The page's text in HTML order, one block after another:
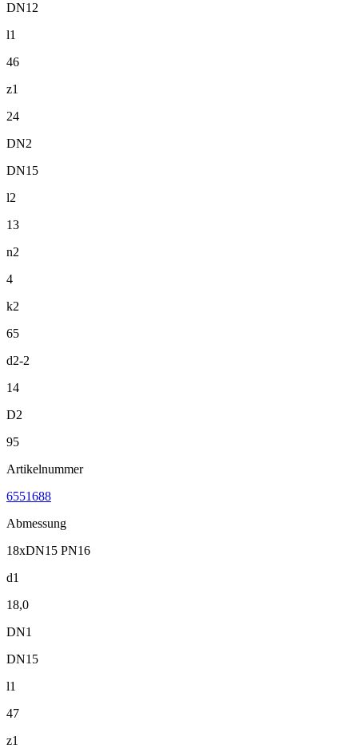
DN12
l1
46
z1
24
DN2
DN15
l2
13
n2
4
k2
65
d2-2
14
D2
95
Artikelnummer
6551688
Abmessung
18xDN15 PN16
d1
18,0
DN1
DN15
l1
47
z1